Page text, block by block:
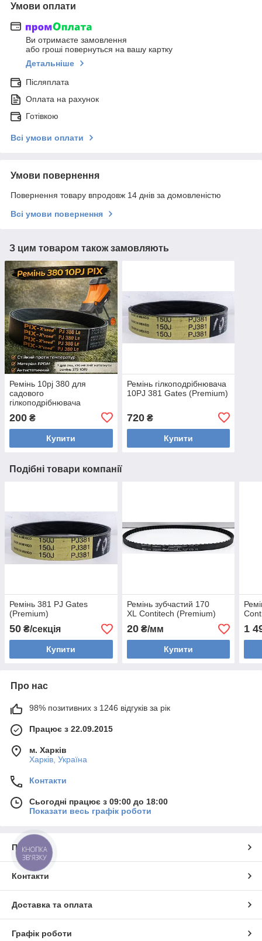
Умови оплати
Ви отримаєте замовлення
або гроші повернуться на вашу картку
Детальніше
Післяплата
Оплата на рахунок
Готівкою
Всі умови оплати
Умови повернення
Повернення товару впродовж 14 днів за домовленістю
Всі умови повернення
З цим товаром також замовляють
Ремінь 10pj 380 для
садового
гілкоподрібнювача
шредера на заміну 10pj-
375 полікліновий
ручейковий на шківи
200 ₴
Купити
Ремінь гілкоподрібнювача
10PJ 381 Gates (Premium)
720₴
Купити
Подібні товари компанії
Ремінь 381 PJ Gates
(Premium)
50 ₴/секція
Купити
Ремінь зубчастий 170
XL Contitech (Premium)
20₴/мм
Купити
1
Про нас
98% позитивних з 1246 відгуків за рік
Працює з 22.09.2015
м. Харків
Харків, Україна
Контакти
Сьогодні працює з 09:00 до 18:00
Показати весь графік роботи
Про нас
Контакти
Доставка та оплата
Графік роботи
КНОПКА
ЗВ'ЯЗКУ